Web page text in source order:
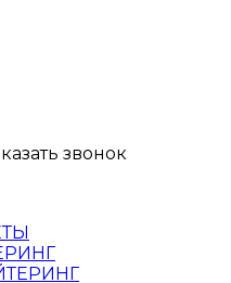
звонок